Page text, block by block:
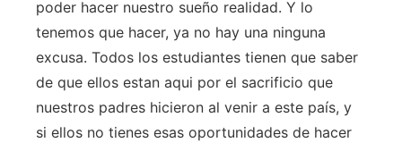
poder hacer nuestro sueño realidad. Y lo
tenemos que hacer, ya no hay una ninguna
excusa. Todos los estudiantes tienen que saber
de que ellos estan aqui por el sacrificio que
nuestros padres hicieron al venir a este país, y
si ellos no tienes esas oportunidades de hacer